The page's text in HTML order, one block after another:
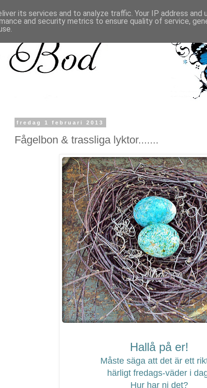
fredag 1 februari 2013
Fågelbon & trassliga lyktor.......
Hallå på er!
Måste säga att det är ett
härligt fredags-väder i
Hur har ni det?
its services and to analyze traffic. Your IP address and
and security metrics to ensure quality of service,